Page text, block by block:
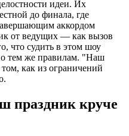
идеи. Их
до финала, где
аккордом
от ведущих — как вызов
что судить в этом шоу
тем же правилам. "Наш
как из ограничений
праздник круче